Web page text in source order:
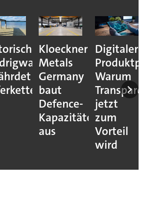
Kloeckner
Metals
Germany
baut
Defence-
Kapazitäten
aus
Digitaler
Warum
jetzt
zum
Vorteil
wird